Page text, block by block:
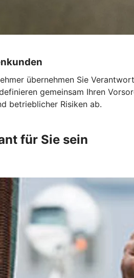
übernehmen Sie
gemeinsam Ihren
betrieblicher Risiken ab.
für Sie sein